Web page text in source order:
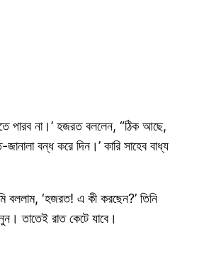
পারব না।’ হজরত বললেন, “ঠিক আছে,
বন্ধ করে দিন।’ কারি সাহেব বাধ্য
বললাম, ‘হজরত! এ কী করছেন?’ তিনি
তাতেই রাত কেটে যাবে।